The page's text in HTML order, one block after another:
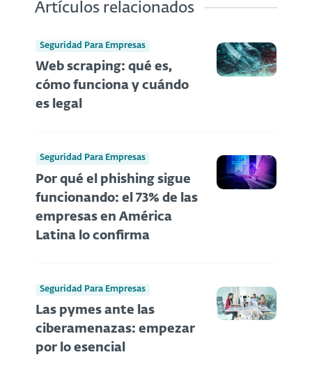
Artículos relacionados
Seguridad Para Empresas
Web scraping: qué es,
cómo funciona y cuándo
es legal
Seguridad Para Empresas
Por qué el phishing sigue
funcionando: el 73% de las
empresas en América
Latina lo confirma
Seguridad Para Empresas
Las pymes ante las
ciberamenazas: empezar
por lo esencial